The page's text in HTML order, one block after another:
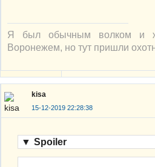
Я был обычным волком и
Воронежем, но тут пришли
kisa
15-12-2019 22:28:38
▼ Spoiler